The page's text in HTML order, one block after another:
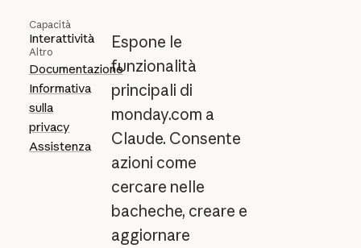
Capacità
Interattività
Altro
Documentazione
Informativa
sulla
privacy
Assistenza
Espone le
funzionalità
principali di
monday.com a
Claude. Consente
azioni come
cercare nelle
bacheche, creare e
aggiornare